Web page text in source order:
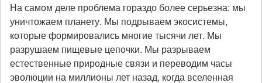
На самом деле проблема гораздо более серьезна: мы
уничтожаем планету. Мы подрываем экосистемы,
которые формировались многие тысячи лет. Мы
разрушаем пищевые цепочки. Мы разрываем
естественные природные связи и переводим часы
эволюции на миллионы лет назад, когда вселенная